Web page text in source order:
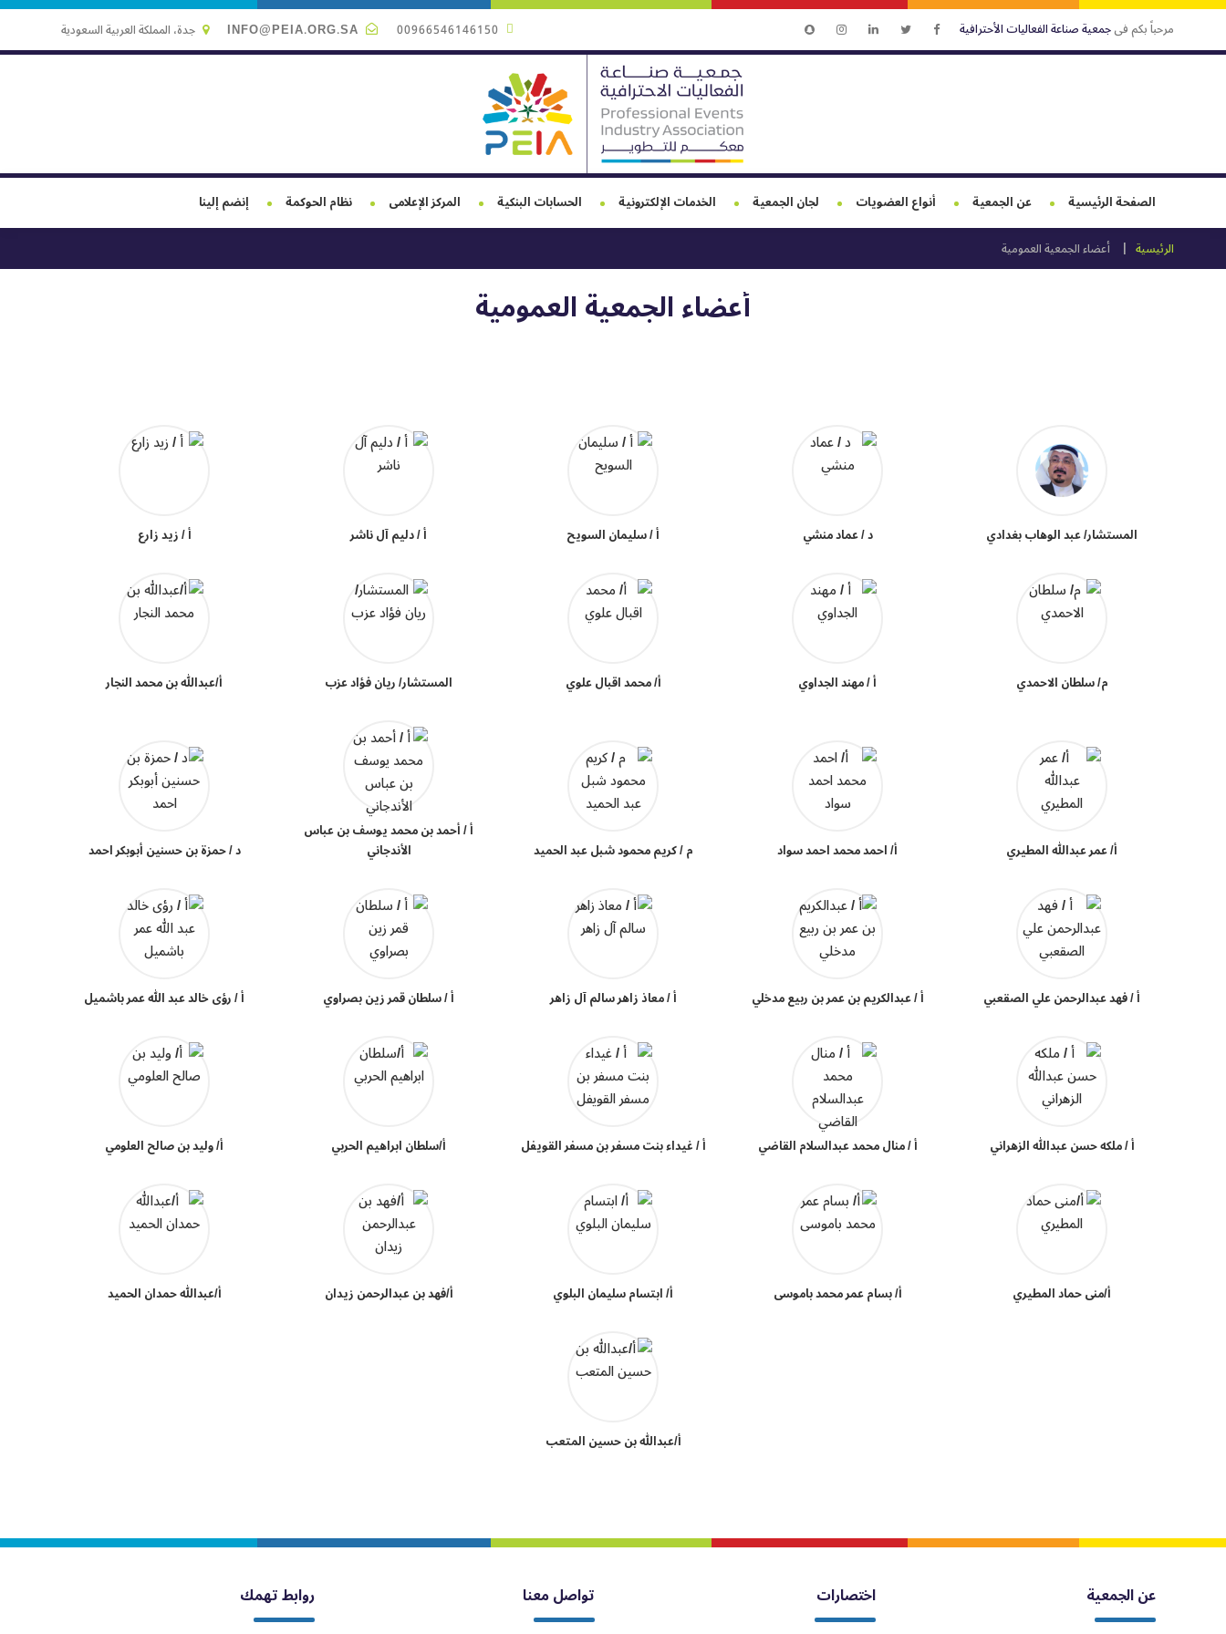
مرحباً بكم فىجمعية صناعة الفعاليات الأحترافية 00966546146150
INFO@PEIA.ORG.SA جدة، المملكة العربية السعودية
الصفحة الرئيسية عن الجمعية أنواع العضويات لجان الجمعية الخدمات الإلكترونية الحسابات البنكية المركز الإعلامى نظام الحوكمة
إنضم إلينا
الرئيسية
أعضاء الجمعية العمومية
أعضاء الجمعية العمومية
المستشار/ عبد الوهاب بغدادي د / عماد منشي أ / سليمان السويح أ / دليم آل ناشر أ / زيد زارع
م/ سلطان الاحمدي أ / مهند الجداوي أ/ محمد اقبال علوي المستشار/ ريان فؤاد عزب أ/عبدالله بن محمد النجار
أ/ عمر عبدالله المطيري أ/ احمد محمد احمد سواد م / كريم محمود شبل عبد الحميد
أ / أحمد بن محمد يوسف بن عباس
الأندجاني د / حمزة بن حسنين أبوبكر احمد
أ / فهد عبدالرحمن علي الصقعبي أ / عبدالكريم بن عمر بن ربيع مدخلي أ / معاذ زاهر سالم آل زاهر أ / سلطان قمر زين بصراوي أ / رؤى خالد عبد الله عمر باشميل
أ / ملكه حسن عبدالله الزهراني أ / منال محمد عبدالسلام القاضي أ / غيداء بنت مسفر بن مسفر القويفل أ/سلطان ابراهيم الحربي أ/ وليد بن صالح العلومي
أ/منى حماد المطيري أ/ بسام عمر محمد باموسى أ/ ابتسام سليمان البلوي أ/فهد بن عبدالرحمن زيدان أ/عبدالله حمدان الحميد
أ/عبدالله بن حسين المتعب
عن الجمعية اختصارات تواصل معنا روابط تهمك